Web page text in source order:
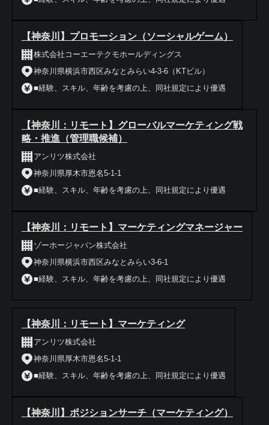
【神奈川】プロモーション（ソーシャルゲーム）
株式会社コーエーテクモホールディングス
神奈川県横浜市西区みなとみらい4-3-6（KTビル）
■経験、スキル、年齢を考慮の上、同社規定により優遇
【神奈川：リモート】グローバルマーケティング戦
略・推進（管理職候補）
アンリツ株式会社
神奈川県厚木市恩名5-1-1
■経験、スキル、年齢を考慮の上、同社規定により優遇
【神奈川：リモート】マーケティングマネージャー
ゾーホージャパン株式会社
神奈川県横浜市西区みなとみらい3-6-1
■経験、スキル、年齢を考慮の上、同社規定により優遇
【神奈川：リモート】マーケティング
アンリツ株式会社
神奈川県厚木市恩名5-1-1
■経験、スキル、年齢を考慮の上、同社規定により優遇
【神奈川】ポジションサーチ（マーケティング）